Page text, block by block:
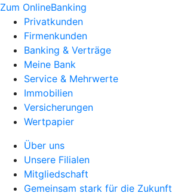
Zum OnlineBanking
Privatkunden
Firmenkunden
Banking & Verträge
Meine Bank
Service & Mehrwerte
Immobilien
Versicherungen
Wertpapier
Über uns
Unsere Filialen
Mitgliedschaft
Gemeinsam stark für die Zukunft